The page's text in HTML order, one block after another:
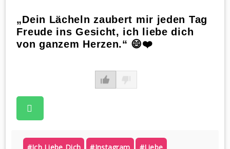
„Dein Lächeln zaubert mir jeden Tag
Freude ins Gesicht, ich liebe dich
von ganzem Herzen.“ 😄❤️
#ich Liebe Dich #instagram #liebe